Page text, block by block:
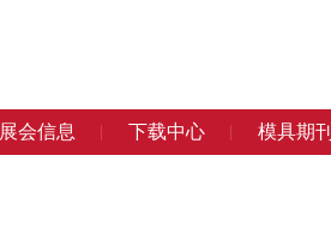
展会信息 下载中心 模具期刊